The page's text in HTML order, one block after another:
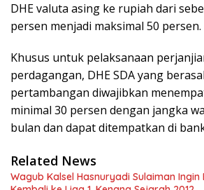
DHE valuta asing ke rupiah dari
persen menjadi maksimal 50 persen.
Khusus untuk pelaksanaan
perdagangan, DHE SDA yang
pertambangan diwajibkan
minimal 30 persen dengan jangka
bulan dan dapat ditempatkan di
Related News
Wagub Kalsel Hasnuryadi Sulaiman